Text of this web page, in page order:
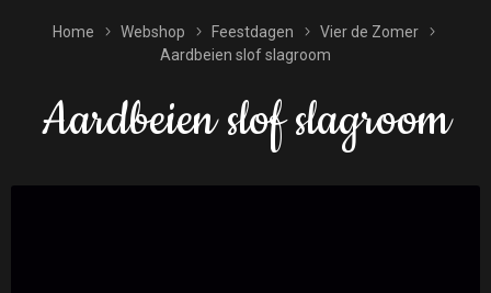
Home Webshop Feestdagen
Vier de Zomer
Aardbeien slof slagroom
Aardbeien slof slagroom